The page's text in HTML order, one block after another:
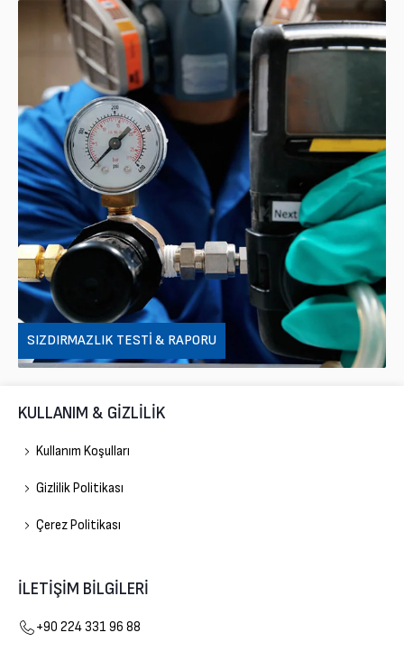
SIZDIRMAZLIK TESTI & RAPORU
KULLANIM & GİZLİLİK
Kullanım Koşulları
Gizlilik Politikası
Çerez Politikası
İLETİŞİM BİLGİLERİ
+90 224 331 96 88
Gelişim Doğalgaz